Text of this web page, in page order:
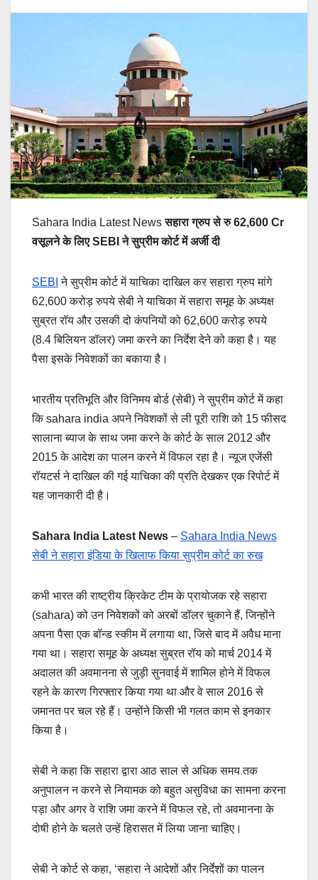
Sahara India Latest Newsसहारा ग्रुप से रु 62,600 Cr
वसूलने के लिए SEBI ने सुप्रीम कोर्ट में अर्जी दी
SEBI ने सुप्रीम कोर्ट में याचिका दाखिल कर सहारा ग्रुप मांगे
62,600 करोड़ रुपये सेबी ने याचिका में सहारा समूह के अध्यक्ष
सुब्रत रॉय और उसकी दो कंपनियों को 62,600 करोड़ रुपये
(8.4 बिलियन डॉलर) जमा करने का निर्देश देने को कहा है। यह
पैसा इसके निवेशकों का बकाया है।
भारतीय प्रतिभूति और विनिमय बोर्ड (सेबी) ने सुप्रीम कोर्ट में कहा
कि sahara india अपने निवेशकों से ली पूरी राशि को 15 फीसद
सालाना ब्याज के साथ जमा करने के कोर्ट के साल 2012 और
2015 के आदेश का पालन करने में विफल रहा है। न्यूज एजेंसी
रॉयटर्स ने दाखिल की गई याचिका की प्रति देखकर एक रिपोर्ट में
यह जानकारी दी है।
Sahara India Latest News – Sahara India News
सेबी ने सहारा इंडिया के खिलाफ किया सुप्रीम कोर्ट का रुख
कभी भारत की राष्ट्रीय क्रिकेट टीम के प्रायोजक रहे सहारा
(sahara) को उन निवेशकों को अरबों डॉलर चुकाने हैं, जिन्होंने
अपना पैसा एक बॉन्ड स्कीम में लगाया था, जिसे बाद में अवैध माना
गया था। सहारा समूह के अध्यक्ष सुब्रत रॉय को मार्च 2014 में
अदालत की अवमानना ​​से जुड़ी सुनवाई में शामिल होने में विफल
रहने के कारण गिरफ्तार किया गया था और वे साल 2016 से
जमानत पर चल रहे हैं। उन्होंने किसी भी गलत काम से इनकार
किया है।
सेबी ने कहा कि सहारा द्वारा आठ साल से अधिक समय तक
अनुपालन न करने से नियामक को बहुत असुविधा का सामना करना
पड़ा और अगर वे राशि जमा करने में विफल रहे, तो अवमानना ​​के
दोषी होने के चलते उन्हें हिरासत में लिया जाना चाहिए।
सेबी ने कोर्ट से कहा, ‘सहारा ने आदेशों और निर्देशों का पालन